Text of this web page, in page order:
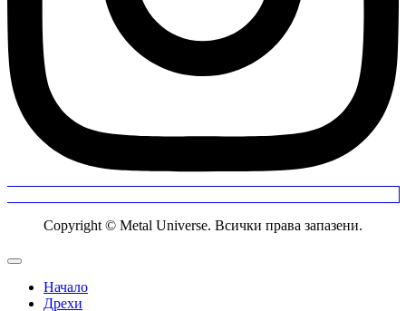
Copyright © Metal Universe. Всички права запазени.
Начало
Дрехи